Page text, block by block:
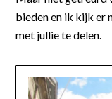
bieden en ik kijk er
met jullie te delen.